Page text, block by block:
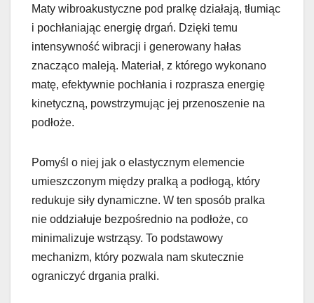
Maty wibroakustyczne pod pralkę działają, tłumiąc
i pochłaniając energię drgań. Dzięki temu
intensywność wibracji i generowany hałas
znacząco maleją. Materiał, z którego wykonano
matę, efektywnie pochłania i rozprasza energię
kinetyczną, powstrzymując jej przenoszenie na
podłoże.
Pomyśl o niej jak o elastycznym elemencie
umieszczonym między pralką a podłogą, który
redukuje siły dynamiczne. W ten sposób pralka
nie oddziałuje bezpośrednio na podłoże, co
minimalizuje wstrząsy. To podstawowy
mechanizm, który pozwala nam skutecznie
ograniczyć drgania pralki.